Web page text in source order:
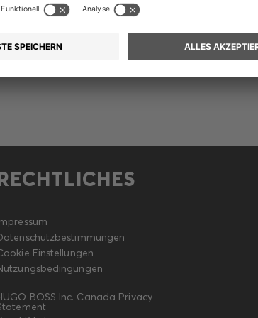
Einstellungen
BOSS Inc. Canada Privacy